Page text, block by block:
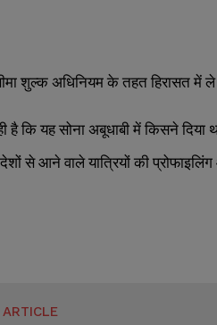
शुल्क अधिनियम के तहत हिरासत में ले
कि यह सोना अबूधाबी में किसने दिया
से आने वाले यात्रियों की
ARTICLE